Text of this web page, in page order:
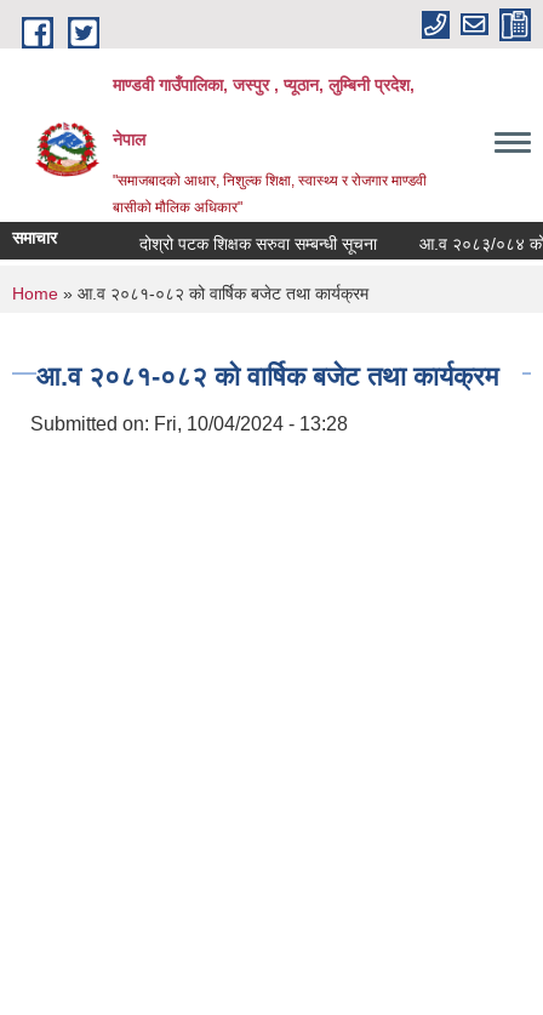
Skip to main content
माण्डवी गाउँपालिका, जस्पुर , प्यूठान, लुम्बिनी प्रदेश,
नेपाल
"समाजबादको आधार, निशुल्क शिक्षा, स्वास्थ्य र रोजगार माण्डवी
बासीको मौलिक अधिकार"
समाचार दोश्रो पटक शिक्षक सरुवा सम्बन्धी सूचना आ.व २०८३/०८४ को
You are here
Home » आ.व २०८१-०८२ को वार्षिक बजेट तथा कार्यक्रम
आ.व २०८१-०८२ को वार्षिक बजेट तथा कार्यक्रम
Submitted on: Fri, 10/04/2024 - 13:28